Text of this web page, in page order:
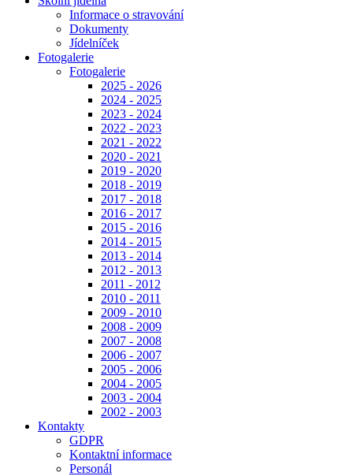
Informace o stravování
Dokumenty
Jídelníček
Fotogalerie
Fotogalerie
2025 - 2026
2024 - 2025
2023 - 2024
2022 - 2023
2021 - 2022
2020 - 2021
2019 - 2020
2018 - 2019
2017 - 2018
2016 - 2017
2015 - 2016
2014 - 2015
2013 - 2014
2012 - 2013
2011 - 2012
2010 - 2011
2009 - 2010
2008 - 2009
2007 - 2008
2006 - 2007
2005 - 2006
2004 - 2005
2003 - 2004
2002 - 2003
Kontakty
GDPR
Kontaktní informace
Personál